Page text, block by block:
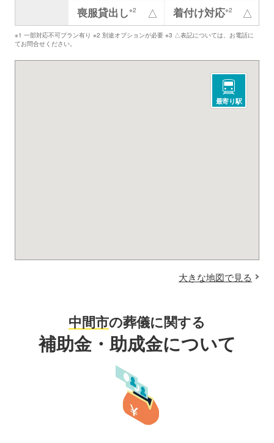
喪服貸出し※2 △ 着付け対応※2 △
※1 一部対応不可プラン有り ※2 別途オプションが必要 ※3 △表記については、お電話に
てお問合せください。
最寄り駅
大きな地図で見る
中間市の葬儀に関する
補助金・助成金について